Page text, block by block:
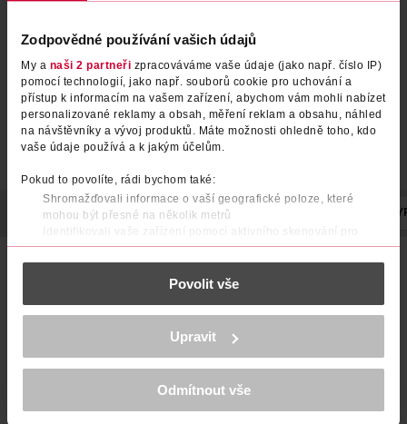
Zodpovědné používání vašich údajů
My a naši 2 partneři zpracováváme vaše údaje (jako např. číslo IP)
pomocí technologií, jako např. souborů cookie pro uchování a
přístup k informacím na vašem zařízení, abychom vám mohli nabízet
personalizované reklamy a obsah, měření reklam a obsahu, náhled
na návštěvníky a vývoj produktů. Máte možnosti ohledně toho, kdo
vaše údaje používá a k jakým účelům.
Pokud to povolíte, rádi bychom také:
Shromažďovali informace o vaší geografické poloze, které
mohou být přesné na několik metrů
Identifikovali vaše zařízení pomocí aktivního skenování pro
konkrétní charakteristiky (otisk prstu)
Zjistěte více o tom, jak zpracováváme vaše osobní údaje, a nastavte
části s podrobnostmi . Svůj souhlas můžete kdykoliv
K provozu stránek, personalizaci obsahu a reklam, funkcí sociálních
médií, analýze návštěvnosti, které mohou nést osobní údaje.
Více najdete vprohlášení o ochraně osobních údajů.
Děkujeme za pochopení. >více o cookies<
Povolit vše
Upravit
Odmítnout vše
POPIS SLOŽENÍ BARVA VELIKOST
punčochové kalhoty v matném provedení s lehce krycím
lehce zesílené v sedu a na špičce